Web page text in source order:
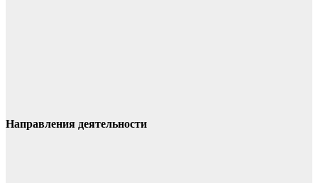
Направления деятельности